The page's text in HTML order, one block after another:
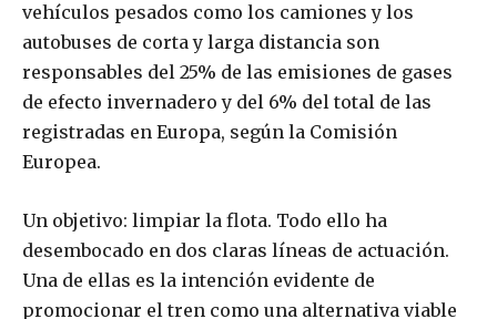
vehículos pesados como los camiones y los
autobuses de corta y larga distancia son
responsables del 25% de las emisiones de gases
de efecto invernadero y del 6% del total de las
registradas en Europa, según la Comisión
Europea.
Un objetivo: limpiar la flota. Todo ello ha
desembocado en dos claras líneas de actuación.
Una de ellas es la intención evidente de
promocionar el tren como una alternativa viable